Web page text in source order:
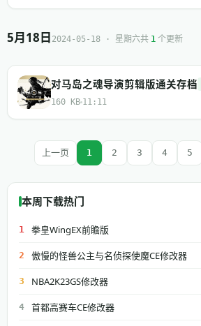
5月18日 2024-05-18 · 星期六共 1 个更新
对马岛之魂导演剪辑版通关存档
160 KB 11:11
上一页 1 2 3 4 5
本周下载热门
1 拳皇WingEX前瞻版
2 傲慢的怪兽公主与名侦探使魔CE修改器
3 NBA2K23GS修改器
4 首都高赛车CE修改器